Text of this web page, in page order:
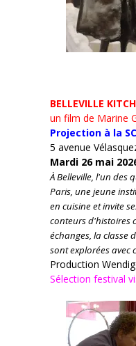
BELLEVILLE
un film de Marine
Projection à la
5 avenue
Mardi 26 mai
À Belleville, l'un des
Paris, une jeune
en cuisine et invite
conteurs d'histoires
échanges, la classe
sont explorées avec
Production
Sélection festival